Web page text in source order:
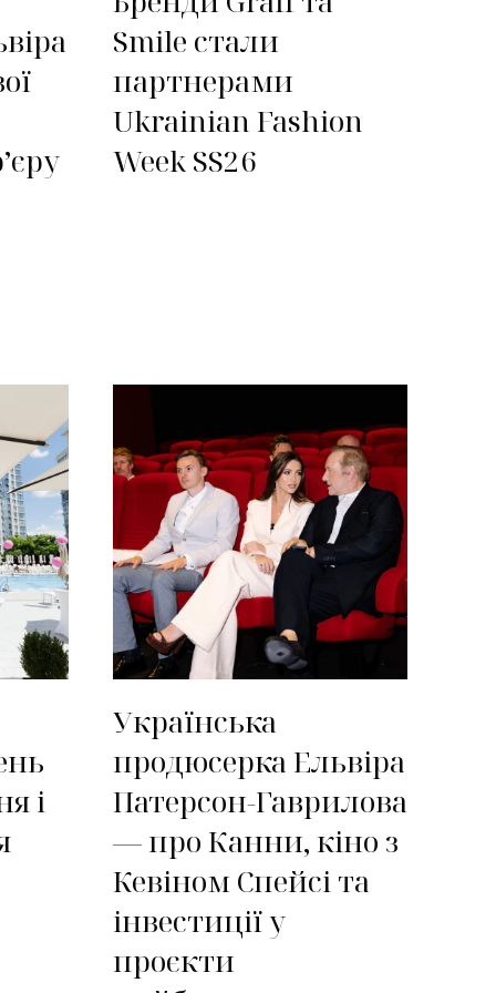
Smile стали
партнерами
Ukrainian Fashion
Week SS26
і
Українська
продюсерка Ельвіра
Патерсон-Гаврилова
— про Канни, кіно з
Кевіном Спейсі та
інвестиції у
проєкти